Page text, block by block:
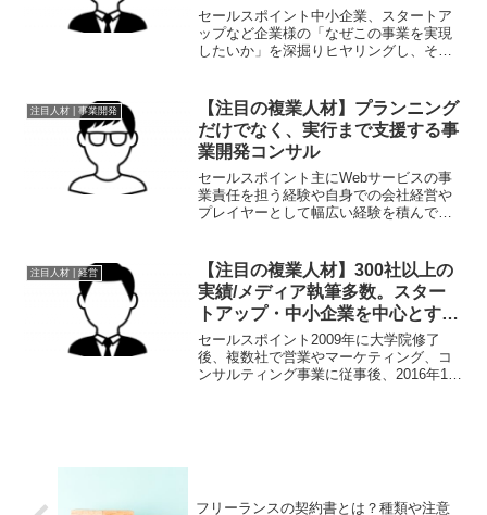
なコンサルタント
セールスポイント中小企業、スタートア
ップなど企業様の「なぜこの事業を実現
したいか」を深掘りヒヤリングし、その
開発で培ったノウハウを活かして、戦
略〜実行までご一緒いたしま...
注目人材 | 事業開発
【注目の複業人材】プランニング
だけでなく、実行まで支援する事
業開発コンサル
セールスポイント主にWebサービスの事
業責任を担う経験や自身での会社経営や
プレイヤーとして幅広い経験を積んでき
大させるのが強み。事業開発において
は、新規事業／サービス開...
注目人材 | 経営
【注目の複業人材】300社以上の
実績/メディア執筆多数。スター
トアップ・中小企業を中心とする
経営戦略&売上拡大を支援
セールスポイント2009年に大学院修了
後、複数社で営業やマーケティング、コ
ンサルティング事業に従事後、2016年11
フリーランスの契約書とは？種類や注意